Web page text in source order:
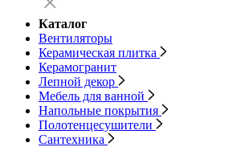
Каталог
Вентиляторы
Керамическая плитка
Керамогранит
Лепной декор
Мебель для ванной
Напольные покрытия
Полотенцесушители
Сантехника